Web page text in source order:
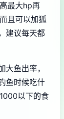
最大hp再
且可以加狐
建议每天都
鱼出率，
鱼时候吃什
以下的食